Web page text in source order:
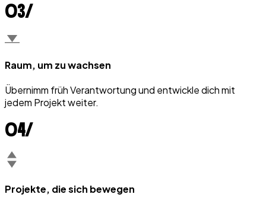
03/
Raum, um zu wachsen
Übernimm früh Verantwortung und entwickle dich mit
jedem Projekt weiter.
04/
Projekte, die sich bewegen